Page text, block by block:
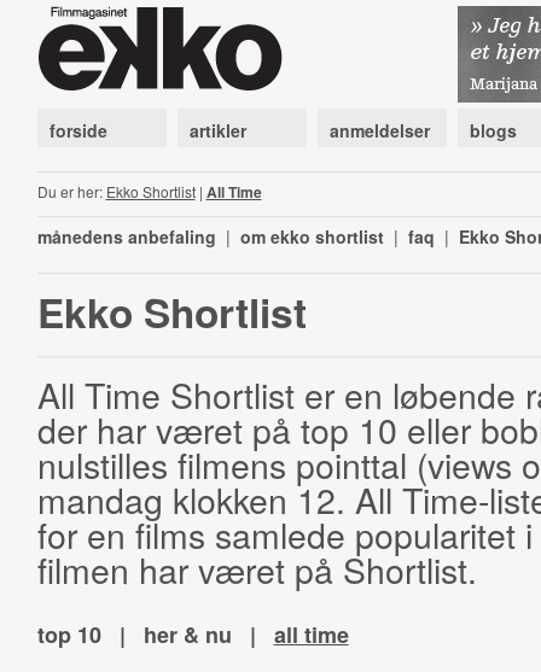
forside artikler anmeldelser blogs
Du er her: Ekko Shortlist| All Time
månedens anbefaling | om ekko shortlist | faq | Ekko
Ekko Shortlist
All Time Shortlist er en løbende
der har været på top 10 eller
nulstilles filmens pointtal (views
mandag klokken 12. All Time-
for en films samlede popularitet
filmen har været på Shortlist.
top 10 | her & nu | all time